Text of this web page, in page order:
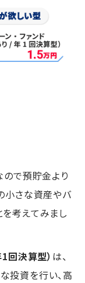
ので預貯金より
小さな資産やバ
考えてみまし
回決算型） は、
投資を行い、高